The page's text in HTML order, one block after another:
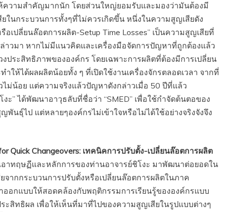
ความสำคัญมากนัก โดยส่วนใหญ่ยอมรับและมองว่ามันต้องมี
ในกระบวนการทั้งๆที่ไม่ควรเกิดขึ้น หนึ่งในความสูญเสียดัง
เปลี่ยนล๊อตการผลิต-Setup Time Losses” เป็นความสูญเสียที่
าวมา หากไม่มีแนวคิดและเครื่องมือจัดการปัญหาที่ถูกต้องแล้ว
ประสิทธิภาพขององค์กร โดยเฉพาะการผลิตที่ต้องมีการเปลี่ยน
ห้ได้ผลผลิตน้อยทั้ง ๆ ที่เปิดใช้งานเครื่องจักรตลอดเวลา จากที่
ม่น้อย แต่ความจริงแล้วปัญหาดังกล่าวเมื่อ 50 ปีที่แล้ว
ะ” ได้พัฒนาอาวุธลับที่ชื่อว่า “SMED” เพื่อใช้กำจัดต้นตอของ
นธุ์ไป แต่หลายๆองค์กรไม่เข้าใจหรือไม่ได้ใช้อย่างจริงจังจึง
Quick Changeovers: เทคนิคการปรับตั้ง-เปลี่ยนล๊อตการผลิต
อาทฤษฏีและหลักการของท่านอาจารย์ชิโงะ มาพัฒนาต่อยอดใน
ากกระบวนการปรับตั้งหรือเปลี่ยนล๊อตการผลิตในภาค
ออกแบบให้สอดคล้องกับพฤติกรรมการเรียนรู้ขององค์กรแบบ
ะสิทธิผล เพื่อให้เห็นที่มาที่ไปของความสูญเสียในรูปแบบต่างๆ